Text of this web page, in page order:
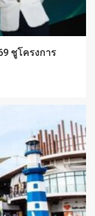
ชูโครงการ